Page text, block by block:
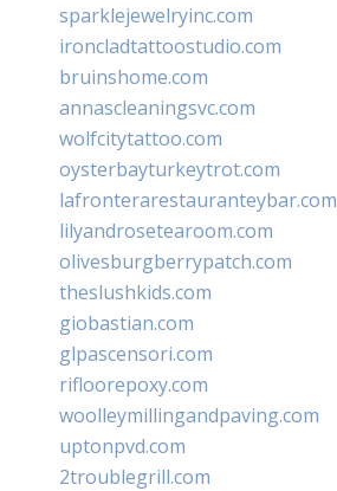
sparklejewelryinc.com
ironcladtattoostudio.com
bruinshome.com
annascleaningsvc.com
wolfcitytattoo.com
oysterbayturkeytrot.com
lafronterarestauranteybar.com
lilyandrosetearoom.com
olivesburgberrypatch.com
theslushkids.com
giobastian.com
glpascensori.com
rifloorepoxy.com
woolleymillingandpaving.com
uptonpvd.com
2troublegrill.com